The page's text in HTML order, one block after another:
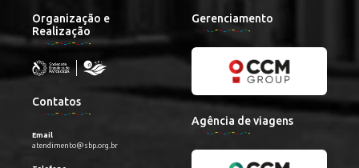
Organização e
Realização
Contatos
Email
atendimento@sbp.org.br
Gerenciamento
Agência de viagens